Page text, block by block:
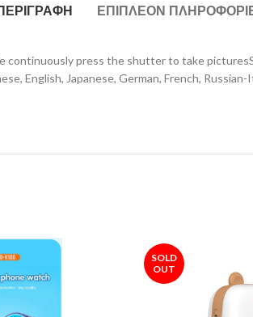
ΕΠΙΠΛΈΟΝ
press the shutter to take
English, Japanese, German, French,
SOLD
OUT